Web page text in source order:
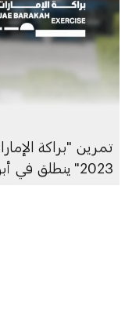
تمرين "براكة
2023" ينطلق في أبوظبي